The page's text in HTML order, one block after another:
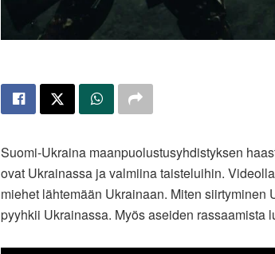
Suomi-Ukraina maanpuolustusyhdistyksen
ovat Ukrainassa ja valmiina taisteluihin.
miehet lähtemään Ukrainaan. Miten siirtyminen
pyyhkii Ukrainassa. Myös aseiden rassaamista